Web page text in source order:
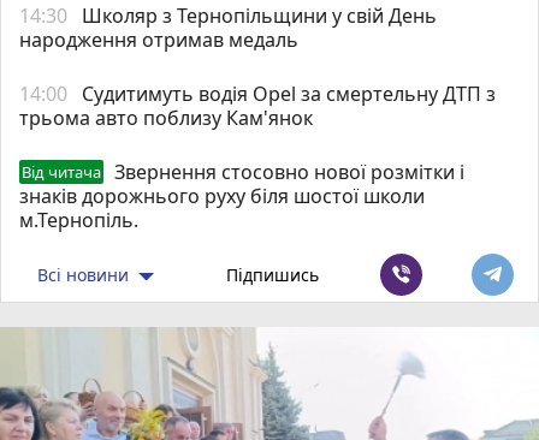
14:30 Школяр з Тернопільщини у свій День
народження отримав медаль
14:00 Судитимуть водія Opel за смертельну ДТП з
трьома авто поблизу Кам'янок
Від читача
Звернення стосовно нової розмітки і
знаків дорожнього руху біля шостої школи
м.Тернопіль.
Всі новини Підпишись